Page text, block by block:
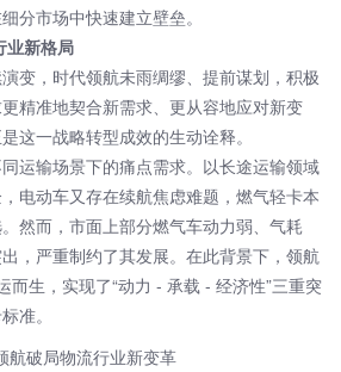
分市场中快速建立壁垒。
业新格局
变，时代领航未雨绸缪、提前谋划，积极
精准地契合新需求、更从容地应对新变
这一战略转型成效的生动诠释。
运输场景下的痛点需求。以长途运输领域
电动车又存在续航焦虑难题，燃气轻卡本
然而，市面上部分燃气车动力弱、气耗
，严重制约了其发展。在此背景下，领航
而生，实现了“动力 - 承载 - 经济性”三重突
准。